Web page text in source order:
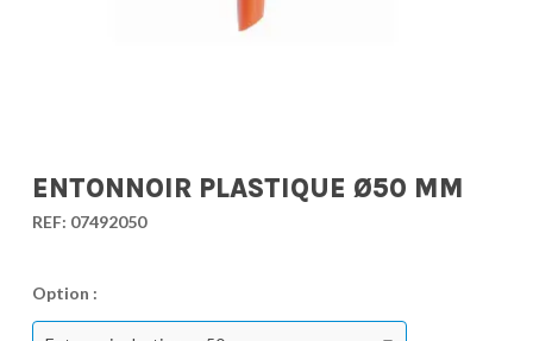
ENTONNOIR PLASTIQUE Ø50 MM
REF: 07492050
Option :